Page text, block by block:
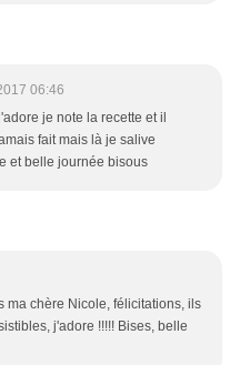
06:46
je note la recette et il
fait mais là je salive
et belle journée bisous
ma chère Nicole, félicitations, ils
j'adore !!!!! Bises, belle